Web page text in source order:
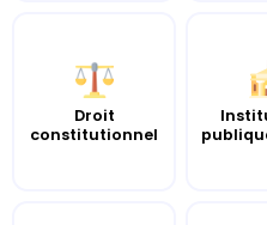
Droit
constitutionnel